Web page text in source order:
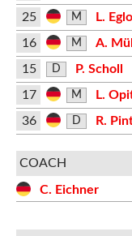
25 M L.
16 M
A.
15
D
P. Scholl
17
M
L.
36
D R.
COACH
C. Eichner